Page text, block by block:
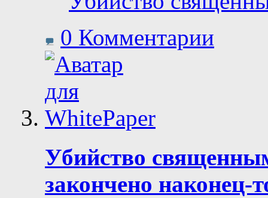
0 Комментарии
Убийство
закончено наконец-